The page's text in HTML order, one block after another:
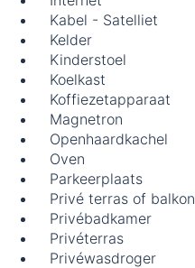
Kabel - Satelliet
Kelder
Kinderstoel
Koelkast
Koffiezetapparaat
Magnetron
Openhaardkachel
Oven
Parkeerplaats
Privé terras of balkon
Privébadkamer
Privéterras
Privéwasdroger